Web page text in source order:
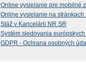
Online vysielanie pre mobilné
Online vysielanie na stránkach
Stáž v Kancelárii NR SR
Systém sledovania
GDPR - Ochrana osobných